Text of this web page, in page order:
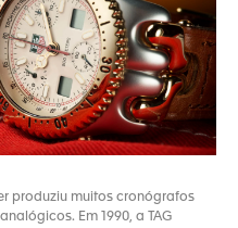
produziu muitos cronógrafos
Em 1990, a TAG